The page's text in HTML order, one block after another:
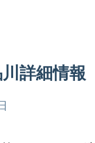
詳細情報